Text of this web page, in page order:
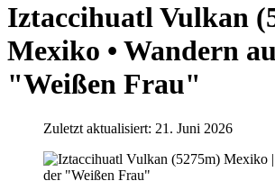
Iztaccihuatl Vulkan
Mexiko • Wandern
"Weißen Frau"
Zuletzt aktualisiert: 21. Juni 2026